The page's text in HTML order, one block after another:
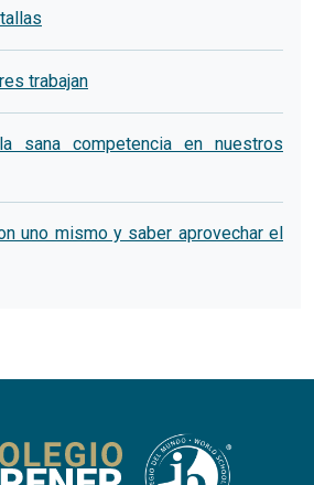
trabajan
sana competencia en nuestros
uno mismo y saber aprovechar el